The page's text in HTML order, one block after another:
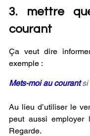
3. mettre
courant
Ça veut dire
exemple :
Mets-moi au courant si
Au lieu d’utiliser le
peut aussi employer
Regarde.